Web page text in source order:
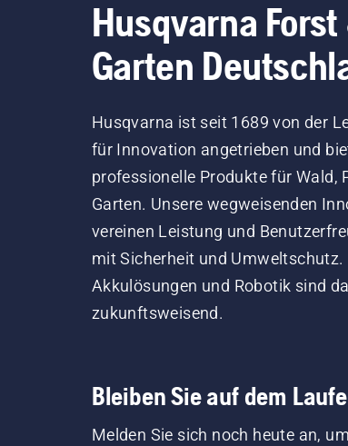
Husqvarna
Garten
Husqvarna ist seit 1689 von der
für Innovation angetrieben und
professionelle Produkte für Wald,
Garten. Unsere wegweisenden
vereinen Leistung und
mit Sicherheit und Umweltschutz.
Akkulösungen und Robotik sind
zukunftsweisend.
Bleiben Sie auf dem
Melden Sie sich noch heute an,